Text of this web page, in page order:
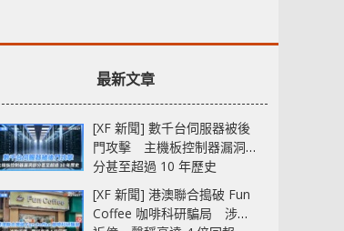
最新文章
[XF 新聞] 數千台伺服器被後
門攻擊 主機板控制器漏洞部
分甚至超過 10 年歷史
[XF 新聞] 港澳聯合搗破 Fun
Coffee 咖啡科研騙局 涉款